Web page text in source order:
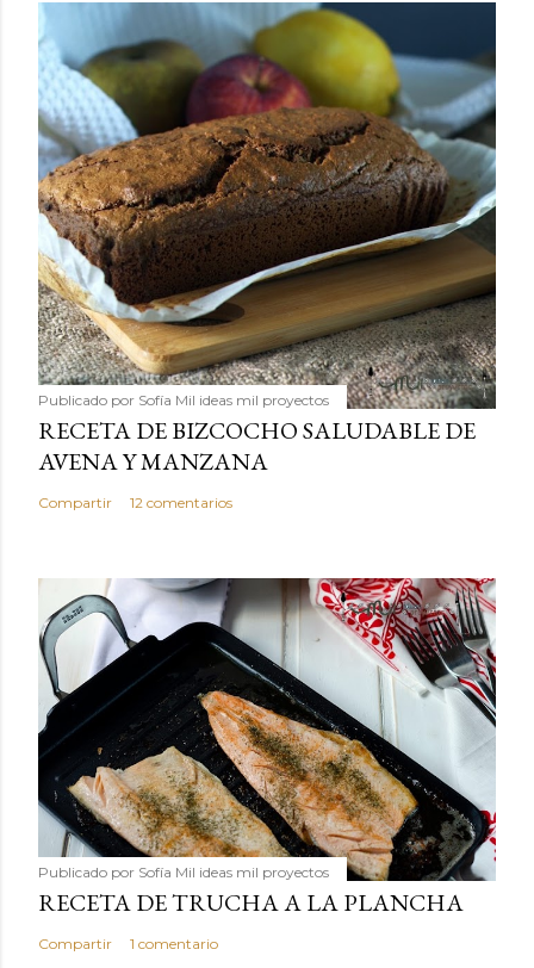
Publicado por Sofía Mil ideas mil proyectos
RECETA DE BIZCOCHO SALUDABLE DE
AVENA Y MANZANA
Compartir 12 comentarios
Publicado por Sofía Mil ideas mil proyectos
RECETA DE TRUCHA A LA PLANCHA
Compartir 1 comentario